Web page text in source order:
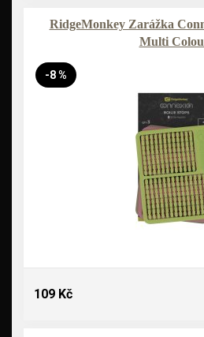
RidgeMonkey Zarážka
Multi
-8 %
109 Kč